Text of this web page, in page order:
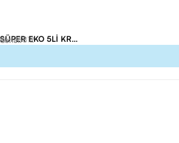
ALA-61 SÜPER EKO 5Lİ KRAFT SET
25812